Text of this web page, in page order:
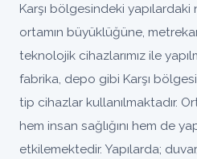
Karşı bölgesindeki
ortamın büyüklüğüne,
teknolojik cihazlarımız ile
fabrika, depo gibi Karşı
tip cihazlar kullanılmaktadır.
hem insan sağlığını hem de
etkilemektedir. Yapılarda;